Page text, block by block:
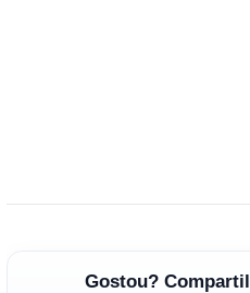
Gostou?